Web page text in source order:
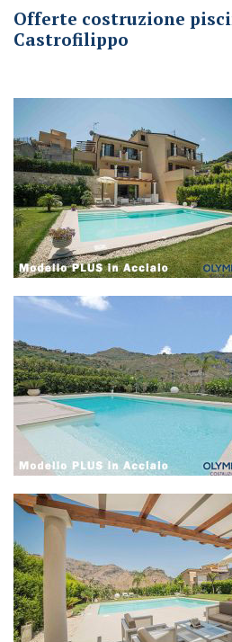
Offerte costruzione
Castrofilippo